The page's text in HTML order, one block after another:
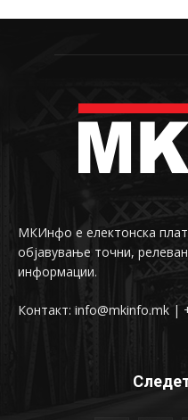
МКИнфо е електонска
објавување точни,
информации.
Контакт: info@mkinfo.mk |